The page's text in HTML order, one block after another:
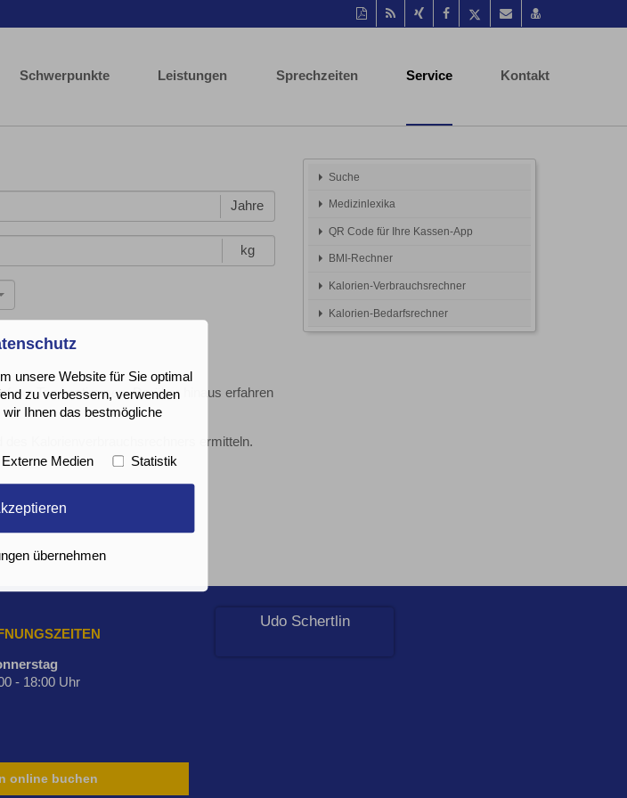
Diese
Seite
drucken
RSS-
Feed
Auf
Xing
Auf
Facebook
Twitter
Per
Mail
vCard
speichern
Schwerpunkte Leistungen Sprechzeiten Service Kontakt
Jahre
kg
pro Tag bestimmen. Darüber hinaus erfahren
Kalorienverbrauchsrechners ermitteln.
Suche
Medizinlexika
QR Code für Ihre Kassen-App
BMI-Rechner
Kalorien-Verbrauchsrechner
Kalorien-Bedarfsrechner
- 18:00 Uhr
online buchen
Udo Schertlin
unsere Website für Sie optimal
zu verbessern, verwenden
Ihnen das bestmögliche
Externe Medien Statistik
übernehmen